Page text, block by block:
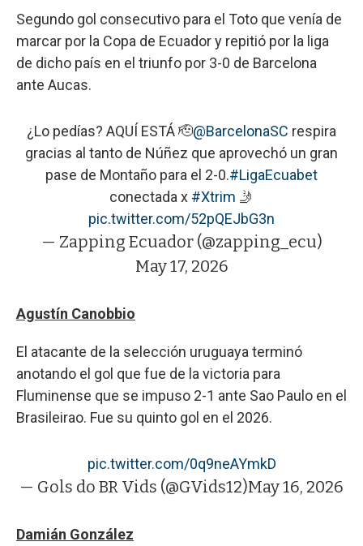
Segundo gol consecutivo para el Toto que venía de
marcar por la Copa de Ecuador y repitió por la liga
de dicho país en el triunfo por 3-0 de Barcelona
ante Aucas.
¿Lo pedías? AQUÍ ESTÁ 🫡@BarcelonaSC respira
gracias al tanto de Núñez que aprovechó un gran
pase de Montaño para el 2-0.#LigaEcuabet
conectada x #Xtrim 🤳
pic.twitter.com/52pQEJbG3n
— Zapping Ecuador (@zapping_ecu)
May 17, 2026
Agustín Canobbio
El atacante de la selección uruguaya terminó
anotando el gol que fue de la victoria para
Fluminense que se impuso 2-1 ante Sao Paulo en el
Brasileirao. Fue su quinto gol en el 2026.
pic.twitter.com/0q9neAYmkD
— Gols do BR Vids (@GVids12)May 16, 2026
Damián González